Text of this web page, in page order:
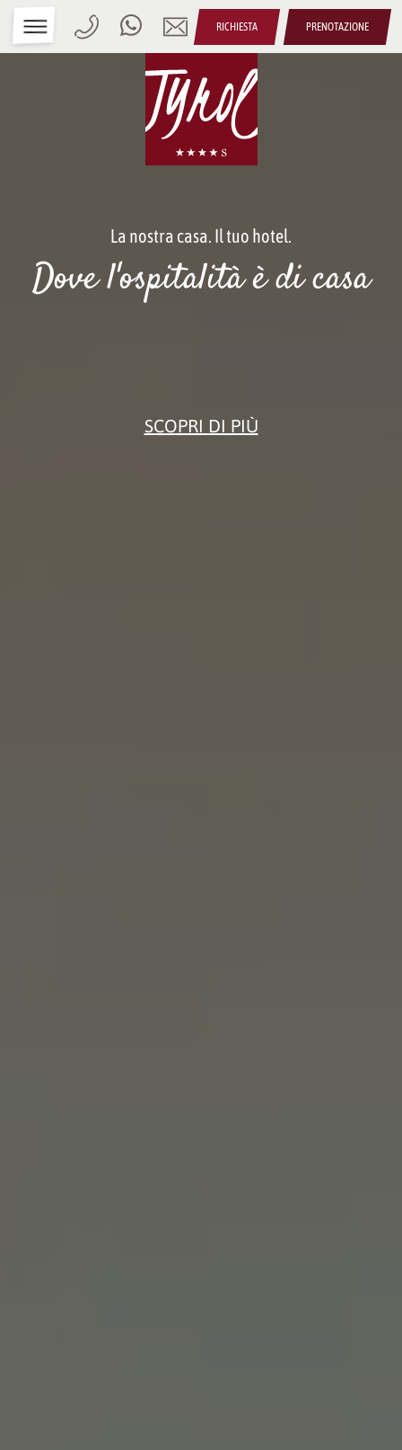
RICHIESTA PRENOTAZIONE
La nostra casa. Il tuo hotel.
Dove l'ospitalità è di casa
SCOPRI DI PIÙ